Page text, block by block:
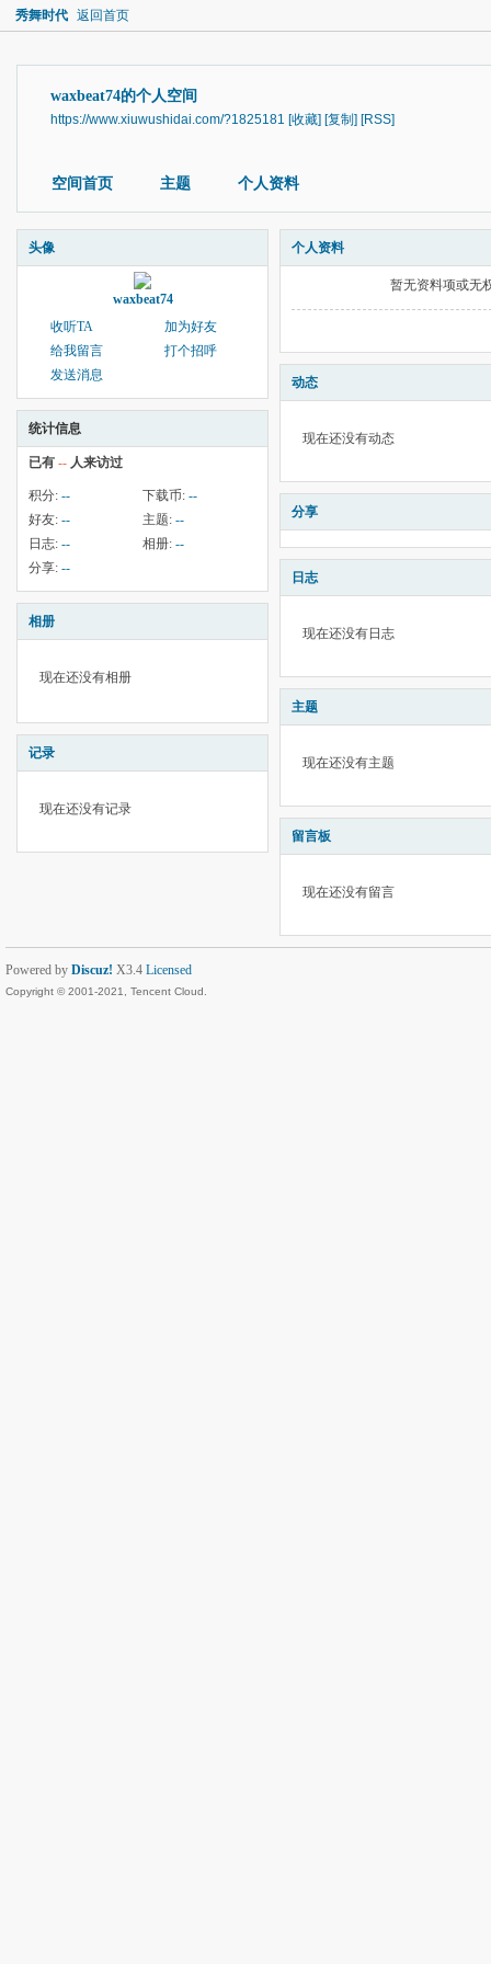
秀舞时代 返回首页
waxbeat74的个人空间
https://www.xiuwushidai.com/?1825181 [收藏] [复制] [RSS]
空间首页 主题 个人资料
头像
waxbeat74
收听TA
加为好友
给我留言
打个招呼
发送消息
统计信息
已有 -- 人来访过
积分: -- 下载币: --
好友: -- 主题: --
日志: -- 相册: --
分享: --
相册
现在还没有相册
记录
现在还没有记录
个人资料
暂无资料项或无
动态
现在还没有动态
分享
日志
现在还没有日志
主题
现在还没有主题
留言板
现在还没有留言
Powered by Discuz! X3.4 Licensed
Copyright © 2001-2021, Tencent Cloud.